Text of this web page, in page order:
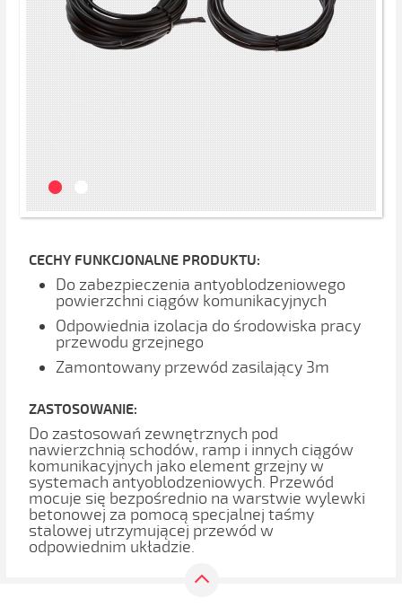
CECHY FUNKCJONALNE PRODUKTU:
Do zabezpieczenia antyoblodzeniowego
powierzchni ciągów komunikacyjnych
Odpowiednia izolacja do środowiska pracy
przewodu grzejnego
Zamontowany przewód zasilający 3m
ZASTOSOWANIE:
Do zastosowań zewnętrznych pod
nawierzchnią schodów, ramp i innych ciągów
komunikacyjnych jako element grzejny w
systemach antyoblodzeniowych. Przewód
mocuje się bezpośrednio na warstwie wylewki
betonowej za pomocą specjalnej taśmy
stalowej utrzymującej przewód w
odpowiednim układzie.